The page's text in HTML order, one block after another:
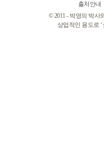
출처안내
© 2011 - 박영의 박사
상업적인 용도로